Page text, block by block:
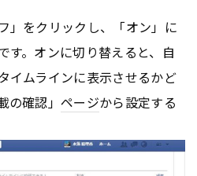
」をクリックし、「オン」に
す。オンに切り替えると、自
イムラインに表示させるかど
の確認」ページから設定する